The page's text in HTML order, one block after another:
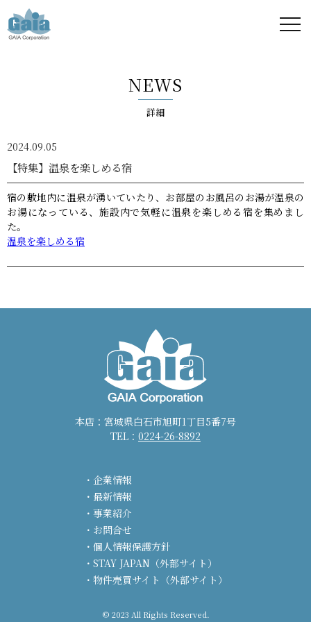
ア -
GAIA
Corporation
-
NEWS
詳細
2024.09.05
【特集】温泉を楽しめる宿
宿の敷地内に温泉が湧いていたり、お部屋のお風呂のお湯が温泉の
お湯になっている、施設内で気軽に温泉を楽しめる宿を集めまし
た。
温泉を楽しめる宿
本店：宮城県白石市旭町1丁目5番7号
TEL： 0224-26-8892
企業情報
最新情報
事業紹介
お問合せ
個人情報保護方針
STAY JAPAN（外部サイト）
物件売買サイト（外部サイト）
© 2023 All Rights Reserved.